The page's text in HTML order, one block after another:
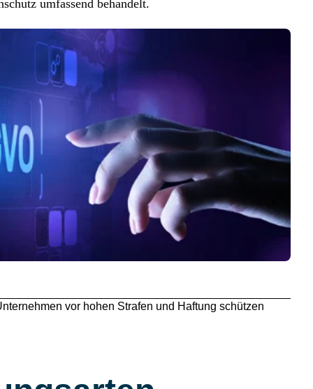
umfassend behandelt.
vor hohen Strafen und Haftung schützen